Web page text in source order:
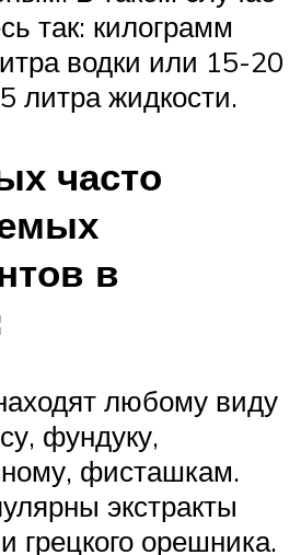
так: килограмм
водки или 15-20
литра жидкости.
часто
в
любому виду
фундуку,
фисташкам.
экстракты
грецкого орешника.